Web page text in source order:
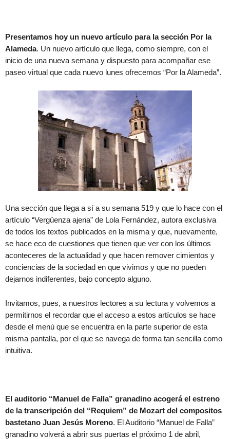
Presentamos hoy un nuevo artículo para la sección Por la
Alameda. Un nuevo artículo que llega, como siempre, con el
inicio de una nueva semana y dispuesto para acompañar ese
paseo virtual que cada nuevo lunes ofrecemos “Por la Alameda”.
Una sección que llega a sí a su semana 519 y que lo hace con el
artículo “Vergüenza ajena” de Lola Fernández, autora exclusiva
de todos los textos publicados en la misma y que, nuevamente,
se hace eco de cuestiones que tienen que ver con los últimos
aconteceres de la actualidad y que hacen remover cimientos y
conciencias de la sociedad en que vivimos y que no pueden
dejarnos indiferentes, bajo concepto alguno.
Invitamos, pues, a nuestros lectores a su lectura y volvemos a
permitirnos el recordar que el acceso a estos artículos se hace
desde el menú que se encuentra en la parte superior de esta
misma pantalla, por el que se navega de forma tan sencilla como
intuitiva.
El auditorio “Manuel de Falla” granadino acogerá el estreno
de la transcripción del “Requiem” de Mozart del compositos
bastetano Juan Jesús Moreno. El Auditorio “Manuel de Falla”
granadino volverá a abrir sus puertas el próximo 1 de abril,